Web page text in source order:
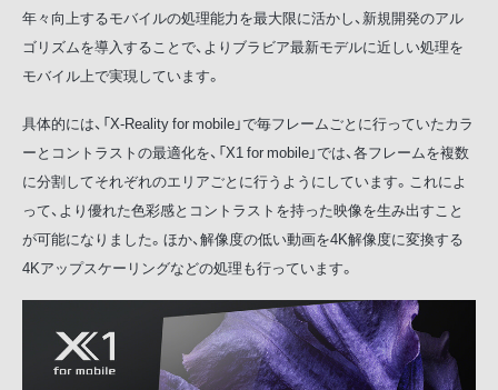
年々向上するモバイルの処理能力を最大限に活かし、新規開発のアル
ゴリズムを導入することで、よりブラビア最新モデルに近しい処理を
モバイル上で実現しています。
具体的には、「X-Reality for mobile」で毎フレームごとに行っていたカラ
ーとコントラストの最適化を、「X1 for mobile」では、各フレームを複数
に分割してそれぞれのエリアごとに行うようにしています。これによ
って、より優れた色彩感とコントラストを持った映像を生み出すこと
が可能になりました。ほか、解像度の低い動画を4K解像度に変換する
4Kアップスケーリングなどの処理も行っています。